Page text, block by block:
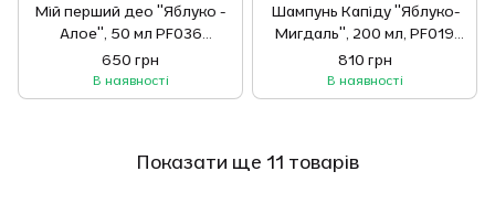
Мій перший део "Яблуко -
Алое", 50 мл PF036
Toofruit
650 грн
В наявності
Шампунь Капіду "Яблуко-
Мигдаль", 200 мл, PF019
Toofruit
810 грн
В наявності
Показати ще 11 товарів